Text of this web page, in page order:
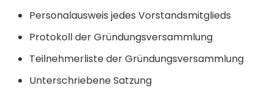
Personalausweis jedes Vorstandsmitglieds
Protokoll der Gründungsversammlung
Teilnehmerliste der Gründungsversammlung
Unterschriebene Satzung